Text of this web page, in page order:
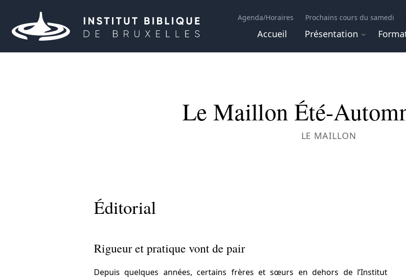
Agenda/Horaires Prochains cours du samedi
Accueil Présentation
Le Maillon Été-
LE MAILLON
Éditorial
Rigueur et pratique vont de pair
Depuis quelques années, certains frères et sœurs en dehors de l’Institut